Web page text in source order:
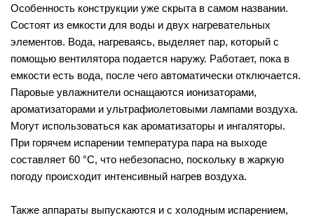
Особенность конструкции уже скрыта в самом названии.
Состоят из емкости для воды и двух нагревательных
элементов. Вода, нагреваясь, выделяет пар, который с
помощью вентилятора подается наружу. Работает, пока в
емкости есть вода, после чего автоматически отключается.
Паровые увлажнители оснащаются ионизаторами,
ароматизаторами и ультрафиолетовыми лампами воздуха.
Могут использоваться как ароматизаторы и ингаляторы.
При горячем испарении температура пара на выходе
составляет 60 °C, что небезопасно, поскольку в жаркую
погоду происходит интенсивный нагрев воздуха.
Также аппараты выпускаются и с холодным испарением,